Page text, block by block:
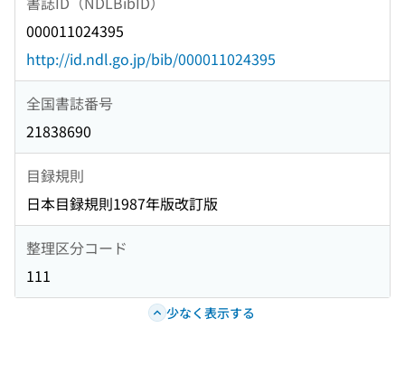
000011024395
http://id.ndl.go.jp/bib/000011024395
全国書誌番号
21838690
目録規則
日本目録規則1987年版改訂版
整理区分コード
111
少なく表示する